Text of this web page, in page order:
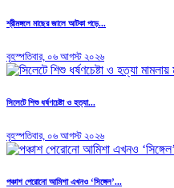
শ্রীমঙ্গলে মাছের জালে আটকা পড়ে...
বৃহস্পতিবার, ০৬ আগস্ট ২০২৬
সিলেটে শিশু ধর্ষণচেষ্টা ও হত্যা...
বৃহস্পতিবার, ০৬ আগস্ট ২০২৬
পঞ্চাশ পেরোনো আমিশা এখনও ‘সিঙ্গেল’...